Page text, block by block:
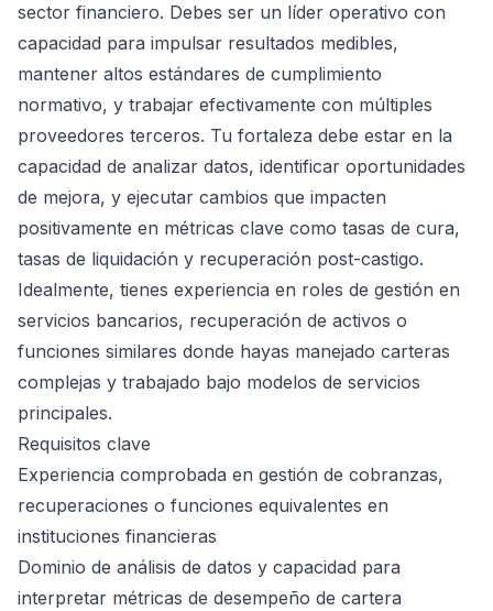
sector financiero. Debes ser un líder operativo con
capacidad para impulsar resultados medibles,
mantener altos estándares de cumplimiento
normativo, y trabajar efectivamente con múltiples
proveedores terceros. Tu fortaleza debe estar en la
capacidad de analizar datos, identificar oportunidades
de mejora, y ejecutar cambios que impacten
positivamente en métricas clave como tasas de cura,
tasas de liquidación y recuperación post-castigo.
Idealmente, tienes experiencia en roles de gestión en
servicios bancarios, recuperación de activos o
funciones similares donde hayas manejado carteras
complejas y trabajado bajo modelos de servicios
principales.
Requisitos clave
Experiencia comprobada en gestión de cobranzas,
recuperaciones o funciones equivalentes en
instituciones financieras
Dominio de análisis de datos y capacidad para
interpretar métricas de desempeño de cartera